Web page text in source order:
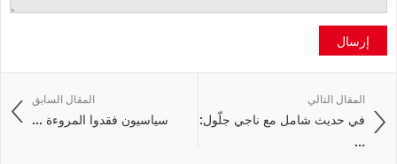
إرسال
المقال السابق
سياسيون فقدوا المروءة ...
المقال التالي
في حديث شامل مع ناجي جلّول:
...